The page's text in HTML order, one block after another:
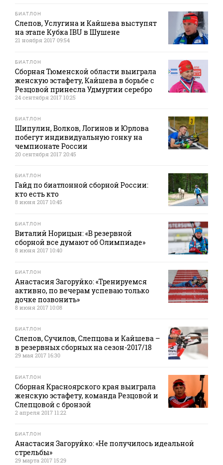
БИАТЛОН
Слепов, Услугина и Кайшева выступят
на этапе Кубка IBU в Шушене
21 ноября 2017 09:54
БИАТЛОН
Сборная Тюменской области выиграла
женскую эстафету, Кайшева в борьбе с
Резцовой принесла Удмуртии серебро
24 сентября 2017 10:25
БИАТЛОН
Шипулин, Волков, Логинов и Юрлова
побегут индивидуальную гонку на
чемпионате России
20 сентября 2017 20:45
БИАТЛОН
Гайд по биатлонной сборной России:
кто есть кто
8 июня 2017 10:45
БИАТЛОН
Виталий Норицын: «В резервной
сборной все думают об Олимпиаде»
8 июня 2017 10:40
БИАТЛОН
Анастасия Загоруйко: «Тренируемся
активно, по вечерам успеваю только
дочке позвонить»
8 июня 2017 10:08
БИАТЛОН
Слепов, Сучилов, Слепцова и Кайшева –
в резервных сборных на сезон-2017/18
29 мая 2017 16:30
БИАТЛОН
Сборная Красноярского края выиграла
женскую эстафету, команда Резцовой и
Слепцовой с бронзой
2 апреля 2017 11:22
БИАТЛОН
Анастасия Загоруйко: «Не получилось идеальной
стрельбы»
29 марта 2017 15:29